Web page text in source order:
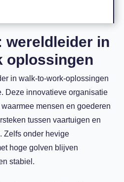
wereldleider in
oplossingen
in walk-to-work-oplossingen
Deze innovatieve organisatie
mensen en goederen
tussen vaartuigen en
Zelfs onder hevige
hoge golven blijven
stabiel.